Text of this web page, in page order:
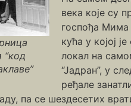
“код
века које су
госпођа Мима
кућа у којој
локал на
“Јадран”, у
ређале
па се шездесетих